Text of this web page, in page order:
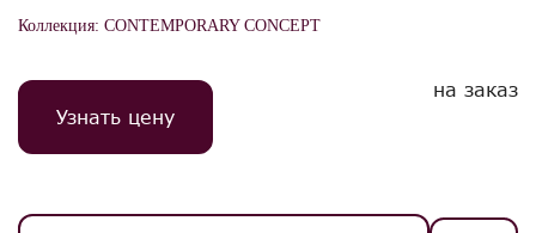
Коллекция: CONTEMPORARY CONCEPT
Узнать цену
на заказ